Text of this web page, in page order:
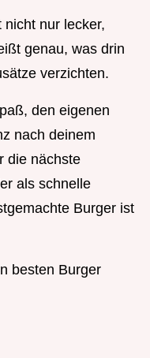
nur lecker,
genau, was drin
verzichten.
den eigenen
nach deinem
die nächste
als schnelle
Burger ist
besten Burger